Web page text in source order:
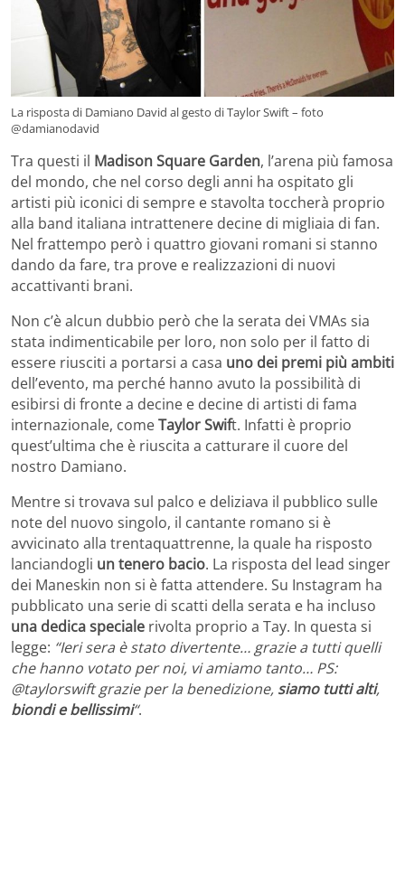
La risposta di Damiano David al gesto di Taylor Swift – foto
@damianodavid
Tra questi il Madison Square Garden, l’arena più famosa
del mondo, che nel corso degli anni ha ospitato gli
artisti più iconici di sempre e stavolta toccherà proprio
alla band italiana intrattenere decine di migliaia di fan.
Nel frattempo però i quattro giovani romani si stanno
dando da fare, tra prove e realizzazioni di nuovi
accattivanti brani.
Non c’è alcun dubbio però che la serata dei VMAs sia
stata indimenticabile per loro, non solo per il fatto di
essere riusciti a portarsi a casa uno dei premi più ambiti
dell’evento, ma perché hanno avuto la possibilità di
esibirsi di fronte a decine e decine di artisti di fama
internazionale, comeTaylor Swift. Infatti è proprio
quest’ultima che è riuscita a catturare il cuore del
nostro Damiano.
Mentre si trovava sul palco e deliziava il pubblico sulle
note del nuovo singolo, il cantante romano si è
avvicinato alla trentaquattrenne, la quale ha risposto
lanciandogli un tenero bacio. La risposta del lead singer
dei Maneskin non si è fatta attendere. Su Instagram ha
pubblicato una serie di scatti della serata e ha incluso
una dedica speciale rivolta proprio a Tay. In questa si
legge: “Ieri sera è stato divertente… grazie a tutti quelli
che hanno votato per noi, vi amiamo tanto… PS:
@taylorswift grazie per la benedizione, siamo tutti alti,
biondi e bellissimi“.